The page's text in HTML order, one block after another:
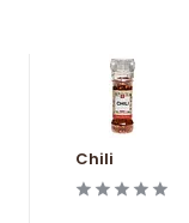
Chili